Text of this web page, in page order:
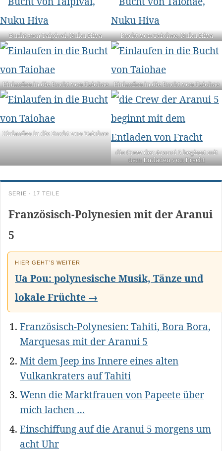
Bucht von Taipivai, Nuku Hiva Bucht von Taiohae, Nuku Hiva
Einlaufen in die Bucht von Taiohae Einlaufen in die Bucht von Taiohae
Einlaufen in die Bucht von Taiohae
die Crew der Aranui 5 beginnt mit
dem Entladen von Fracht
SERIE · 17 TEILE
Französisch-Polynesien mit der Aranui
5
HIER GEHT’S WEITER
Ua Pou: polynesische Musik, Tänze und
lokale Früchte →
Französisch-Polynesien: Tahiti, Bora Bora,
Marquesas mit der Aranui 5
Mit dem Jeep ins Innere eines alten
Vulkankraters auf Tahiti
Wenn die Marktfrauen von Papeete über
mich lachen …
Einschiffung auf die Aranui 5 morgens um
acht Uhr